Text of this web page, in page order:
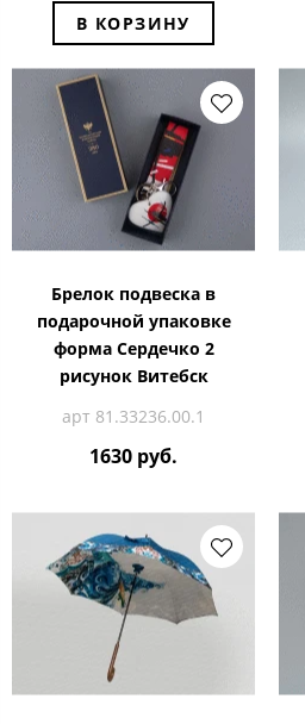
В КОРЗИНУ
Брелок подвеска в
подарочной упаковке
форма Сердечко 2
рисунок Витебск
арт 81.33236.00.1
1630 руб.